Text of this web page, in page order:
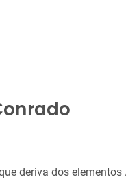
deriva dos elementos